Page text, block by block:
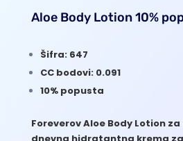
Aloe Body Lotion 10%
Šifra: 647
CC bodovi: 0.091
10% popusta
Foreverov Aloe Body Lotion